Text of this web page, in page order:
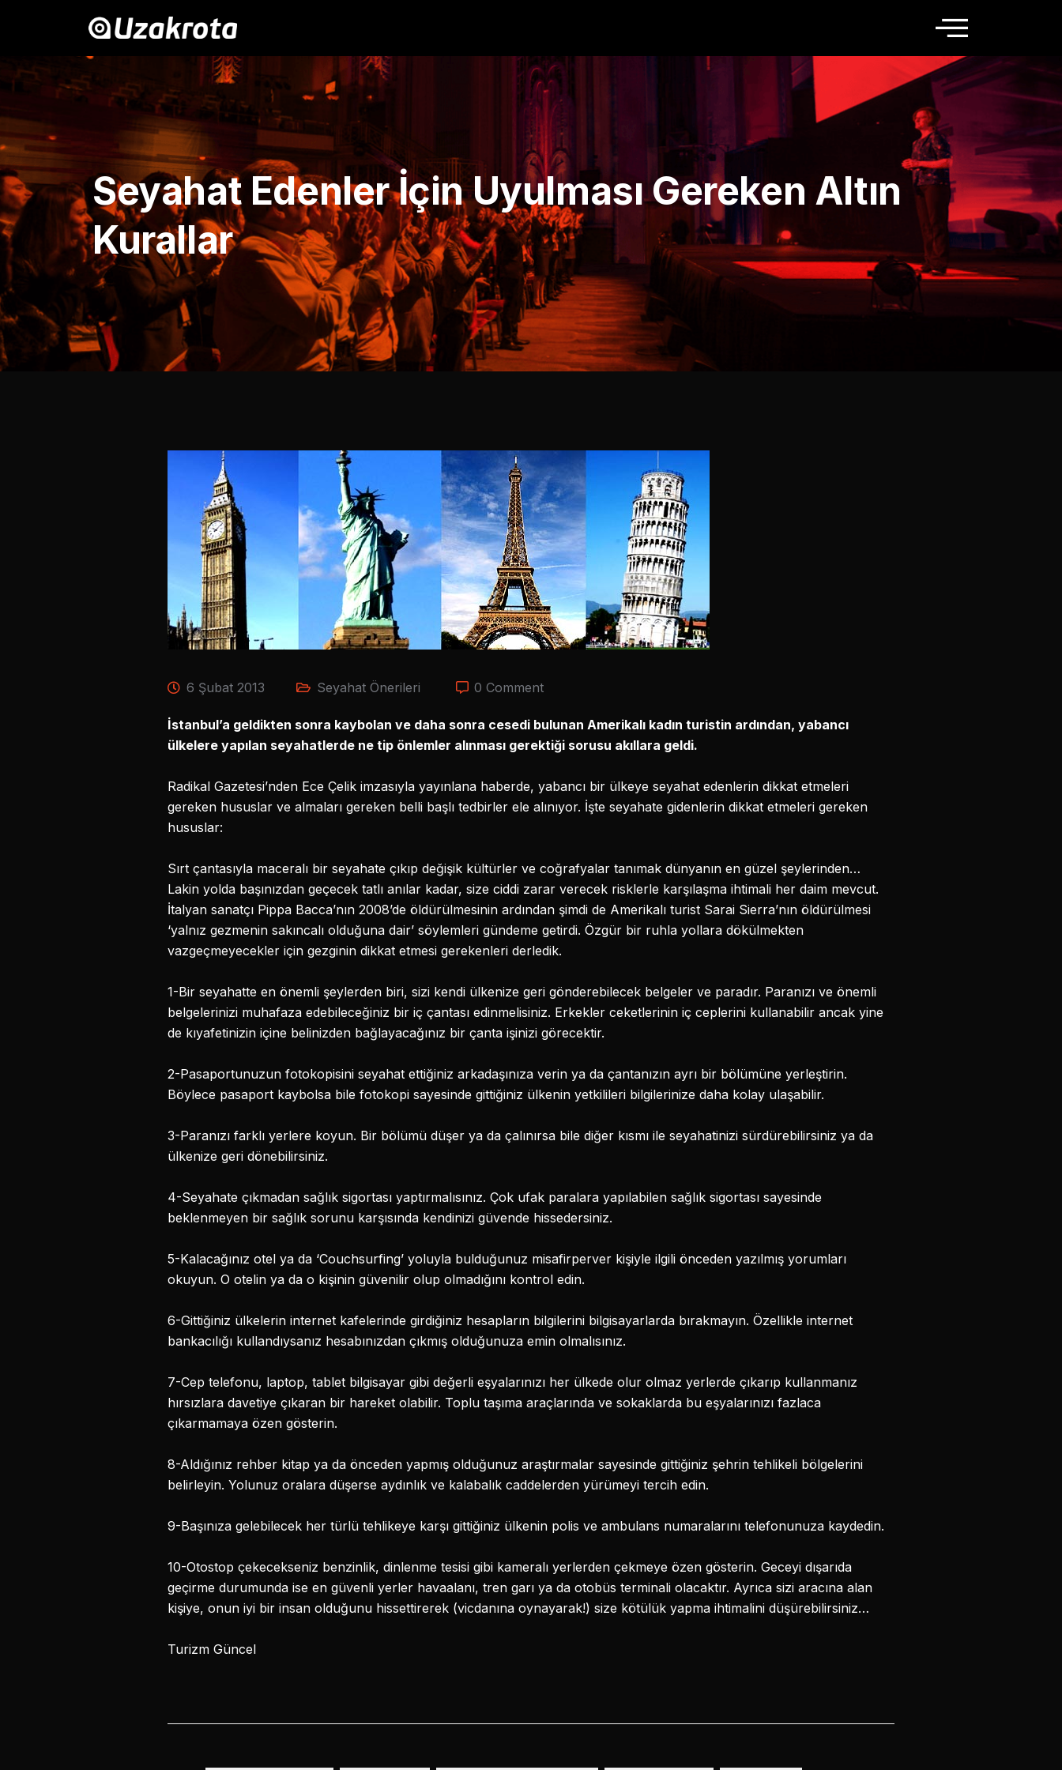
Seyahat Edenler İçin Uyulması Gereken Altın
Kurallar
6 Şubat 2013 Seyahat Önerileri 0 Comment
İstanbul’a geldikten sonra kaybolan ve daha sonra cesedi bulunan Amerikalı kadın turistin ardından, yabancı
ülkelere yapılan seyahatlerde ne tip önlemler alınması gerektiği sorusu akıllara geldi.
Radikal Gazetesi’nden Ece Çelik imzasıyla yayınlana haberde, yabancı bir ülkeye seyahat edenlerin dikkat etmeleri
gereken hususlar ve almaları gereken belli başlı tedbirler ele alınıyor. İşte seyahate gidenlerin dikkat etmeleri gereken
hususlar:
Sırt çantasıyla maceralı bir seyahate çıkıp değişik kültürler ve coğrafyalar tanımak dünyanın en güzel şeylerinden…
Lakin yolda başınızdan geçecek tatlı anılar kadar, size ciddi zarar verecek risklerle karşılaşma ihtimali her daim mevcut.
İtalyan sanatçı Pippa Bacca’nın 2008’de öldürülmesinin ardından şimdi de Amerikalı turist Sarai Sierra’nın öldürülmesi
‘yalnız gezmenin sakıncalı olduğuna dair’ söylemleri gündeme getirdi. Özgür bir ruhla yollara dökülmekten
vazgeçmeyecekler için gezginin dikkat etmesi gerekenleri derledik.
1-Bir seyahatte en önemli şeylerden biri, sizi kendi ülkenize geri gönderebilecek belgeler ve paradır. Paranızı ve önemli
belgelerinizi muhafaza edebileceğiniz bir iç çantası edinmelisiniz. Erkekler ceketlerinin iç ceplerini kullanabilir ancak yine
de kıyafetinizin içine belinizden bağlayacağınız bir çanta işinizi görecektir.
2-Pasaportunuzun fotokopisini seyahat ettiğiniz arkadaşınıza verin ya da çantanızın ayrı bir bölümüne yerleştirin.
Böylece pasaport kaybolsa bile fotokopi sayesinde gittiğiniz ülkenin yetkilileri bilgilerinize daha kolay ulaşabilir.
3-Paranızı farklı yerlere koyun. Bir bölümü düşer ya da çalınırsa bile diğer kısmı ile seyahatinizi sürdürebilirsiniz ya da
ülkenize geri dönebilirsiniz.
4-Seyahate çıkmadan sağlık sigortası yaptırmalısınız. Çok ufak paralara yapılabilen sağlık sigortası sayesinde
beklenmeyen bir sağlık sorunu karşısında kendinizi güvende hissedersiniz.
5-Kalacağınız otel ya da ‘Couchsurfing’ yoluyla bulduğunuz misafirperver kişiyle ilgili önceden yazılmış yorumları
okuyun. O otelin ya da o kişinin güvenilir olup olmadığını kontrol edin.
6-Gittiğiniz ülkelerin internet kafelerinde girdiğiniz hesapların bilgilerini bilgisayarlarda bırakmayın. Özellikle internet
bankacılığı kullandıysanız hesabınızdan çıkmış olduğunuza emin olmalısınız.
7-Cep telefonu, laptop, tablet bilgisayar gibi değerli eşyalarınızı her ülkede olur olmaz yerlerde çıkarıp kullanmanız
hırsızlara davetiye çıkaran bir hareket olabilir. Toplu taşıma araçlarında ve sokaklarda bu eşyalarınızı fazlaca
çıkarmamaya özen gösterin.
8-Aldığınız rehber kitap ya da önceden yapmış olduğunuz araştırmalar sayesinde gittiğiniz şehrin tehlikeli bölgelerini
belirleyin. Yolunuz oralara düşerse aydınlık ve kalabalık caddelerden yürümeyi tercih edin.
9-Başınıza gelebilecek her türlü tehlikeye karşı gittiğiniz ülkenin polis ve ambulans numaralarını telefonunuza kaydedin.
10-Otostop çekecekseniz benzinlik, dinlenme tesisi gibi kameralı yerlerden çekmeye özen gösterin. Geceyi dışarıda
geçirme durumunda ise en güvenli yerler havaalanı, tren garı ya da otobüs terminali olacaktır. Ayrıca sizi aracına alan
kişiye, onun iyi bir insan olduğunu hissettirerek (vicdanına oynayarak!) size kötülük yapma ihtimalini düşürebilirsiniz…
Turizm Güncel